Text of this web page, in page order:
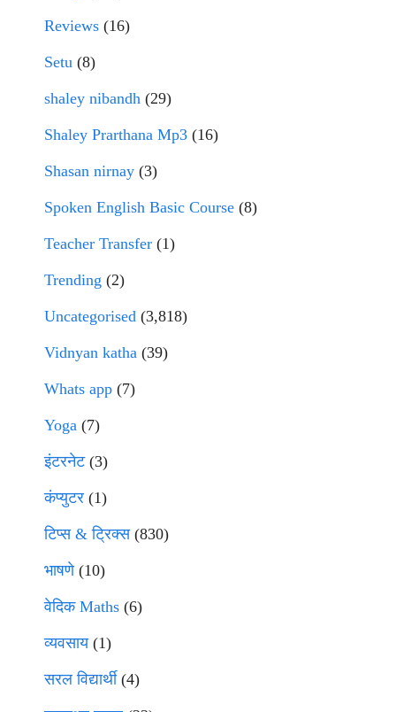
Reviews (16)
Setu (8)
shaley nibandh (29)
Shaley Prarthana Mp3 (16)
Shasan nirnay (3)
Spoken English Basic Course (8)
Teacher Transfer (1)
Trending (2)
Uncategorised (3,818)
Vidnyan katha (39)
Whats app (7)
Yoga (7)
इंटरनेट(3)
कंप्युटर (1)
टिप्स & ट्रिक्स(830)
भाषणे(10)
वेदिक Maths (6)
व्यवसाय(1)
सरल विद्यार्थी(4)